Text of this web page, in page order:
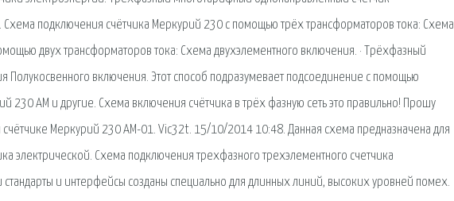
подключения счётчика Меркурий 230 с помощью трёх трансформаторов тока: Схема
двух трансформаторов тока: Схема двухэлементного включения. · Трёхфазный
Полукосвенного включения. Этот способ подразумевает подсоединение с помощью
230 АМ и другие. Схема включения счётчика в трёх фазную сеть это правильно! Прошу
счётчике Меркурий 230 АМ-01. Vic32t. 15/10/2014 10:48. Данная схема предназначена для
электрической. Схема подключения трехфазного трехэлементного счетчика
и интерфейсы созданы специально для длинных линий, высоких уровней помех.